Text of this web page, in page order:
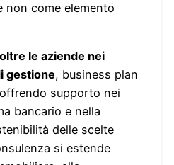
non come elemento
le aziende nei
gestione, business plan
supporto nei
bancario e nella
delle scelte
si estende